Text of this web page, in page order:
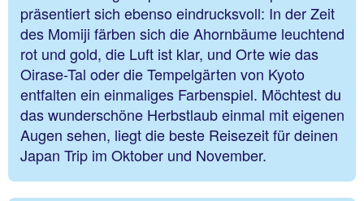
präsentiert sich ebenso eindrucksvoll: In der Zeit
des Momiji färben sich die Ahornbäume leuchtend
rot und gold, die Luft ist klar, und Orte wie das
Oirase-Tal oder die Tempelgärten von Kyoto
entfalten ein einmaliges Farbenspiel. Möchtest du
das wunderschöne Herbstlaub einmal mit eigenen
Augen sehen, liegt die beste Reisezeit für deinen
Japan Trip im Oktober und November.